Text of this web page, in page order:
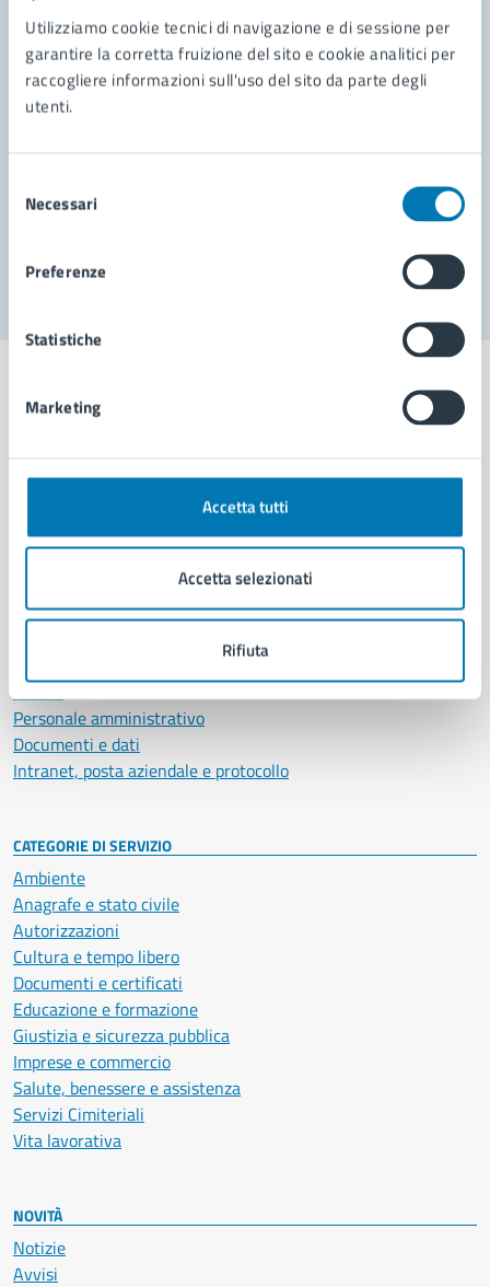
Utilizziamo cookie tecnici di navigazione e di sessione per
garantire la corretta fruizione del sito e cookie analitici per
raccogliere informazioni sull'uso del sito da parte degli
utenti.
delNecessari
Preferenze
Statistiche
Marketing
Accetta tutti
Accetta selezionati
Rifiuta
Leggi le domande frequenti
Problemi in città
Municipalità
Politici
Personale amministrativo
Documenti e dati
Intranet, posta aziendale e protocollo
CATEGORIE DI SERVIZIO
Ambiente
Anagrafe e stato civile
Autorizzazioni
Cultura e tempo libero
Documenti e certificati
Educazione e formazione
Giustizia e sicurezza pubblica
Imprese e commercio
Salute, benessere e assistenza
Servizi Cimiteriali
Vita lavorativa
NOVITÀ
Notizie
Avvisi